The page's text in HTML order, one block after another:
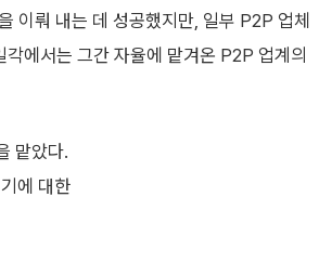
이뤄 내는 데 성공했지만, 일부 P2P 업체
에서는 그간 자율에 맡겨온 P2P 업계의
맡았다.
에 대한